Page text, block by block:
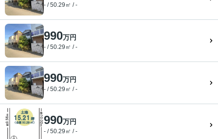
- / 50.29㎡ / -
990万円
- / 50.29㎡ / -
990万円
- / 50.29㎡ / -
990万円
- / 50.29㎡ / -